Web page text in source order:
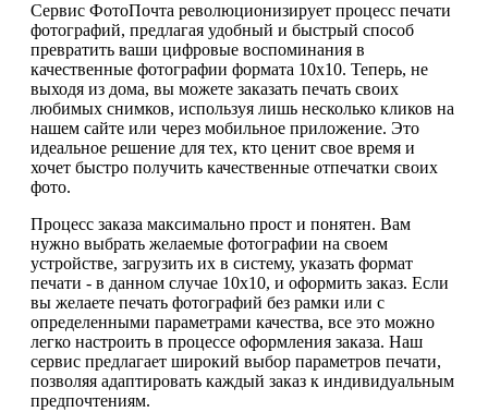
Сервис ФотоПочта революционизирует процесс печати
фотографий, предлагая удобный и быстрый способ
превратить ваши цифровые воспоминания в
качественные фотографии формата 10х10. Теперь, не
выходя из дома, вы можете заказать печать своих
любимых снимков, используя лишь несколько кликов на
нашем сайте или через мобильное приложение. Это
идеальное решение для тех, кто ценит свое время и
хочет быстро получить качественные отпечатки своих
фото.
Процесс заказа максимально прост и понятен. Вам
нужно выбрать желаемые фотографии на своем
устройстве, загрузить их в систему, указать формат
печати - в данном случае 10х10, и оформить заказ. Если
вы желаете печать фотографий без рамки или с
определенными параметрами качества, все это можно
легко настроить в процессе оформления заказа. Наш
сервис предлагает широкий выбор параметров печати,
позволяя адаптировать каждый заказ к индивидуальным
предпочтениям.